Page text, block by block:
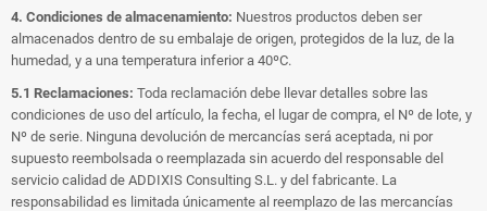
4. Condiciones de almacenamiento: Nuestros productos deben ser
almacenados dentro de su embalaje de origen, protegidos de la luz, de la
humedad, y a una temperatura inferior a 40ºC.
5.1 Reclamaciones: Toda reclamación debe llevar detalles sobre las
condiciones de uso del artículo, la fecha, el lugar de compra, el Nº de lote, y
Nº de serie. Ninguna devolución de mercancías será aceptada, ni por
supuesto reembolsada o reemplazada sin acuerdo del responsable del
servicio calidad de ADDIXIS Consulting S.L. y del fabricante. La
responsabilidad es limitada únicamente al reemplazo de las mercancías